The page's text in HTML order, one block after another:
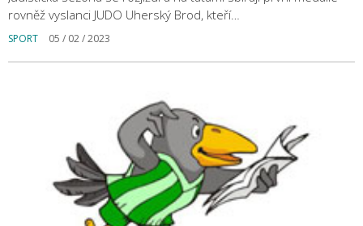
rovněž vyslanci JUDO Uherský Brod, kteří…
SPORT 05 / 02 / 2023